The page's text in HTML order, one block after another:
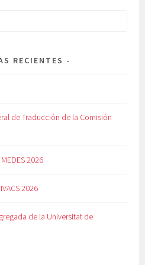
RECIENTES
de Traducción de la Comisión
2026
2026
de la Universitat de